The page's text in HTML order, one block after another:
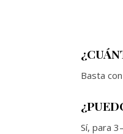
Basta
Sí, para